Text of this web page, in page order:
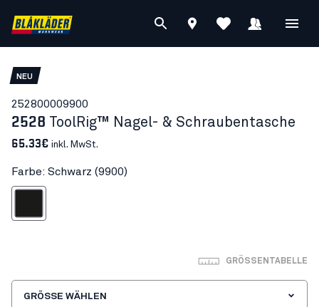
NEU
252800009900
2528 ToolRig™ Nagel- & Schraubentasche
65.33€ inkl. MwSt.
Farbe: Schwarz (9900)
GRÖSSENTABELLE
GRÖSSE WÄHLEN